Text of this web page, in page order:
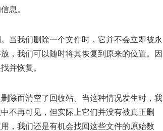
息。
当我们删除一个文件时，它并不会立即被永
，我们可以随时将其恢复到原来的位置。因
并恢复。
除而清空了回收站。当这种情况发生时，我
不再可见，但实际上它们并没有被真正删
，我们还是有机会找回这些文件的原始数